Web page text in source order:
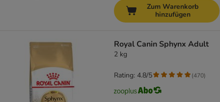
Zum Warenkorb
hinzufügen
Royal Canin Sphynx Adult
2 kg
Rating: 4.8/5 (470)